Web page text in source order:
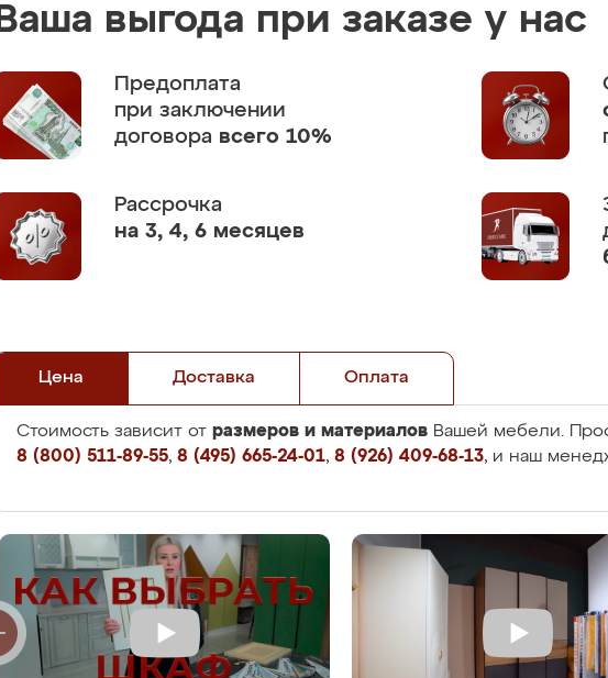
Ваша выгода при заказе у нас
Предоплата
при заключении
договора всего 10%
Рассрочка
на 3, 4, 6 месяцев
Цена Доставка Оплата
Стоимость зависит от размеров и материалов Вашей мебели.
8 (800) 511-89-55, 8 (495) 665-24-01, 8 (926) 409-68-13, и наш